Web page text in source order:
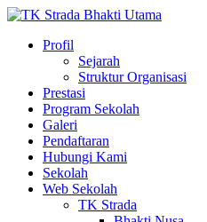
Profil
Sejarah
Struktur Organisasi
Prestasi
Program Sekolah
Galeri
Pendaftaran
Hubungi Kami
Sekolah
Web Sekolah
TK Strada